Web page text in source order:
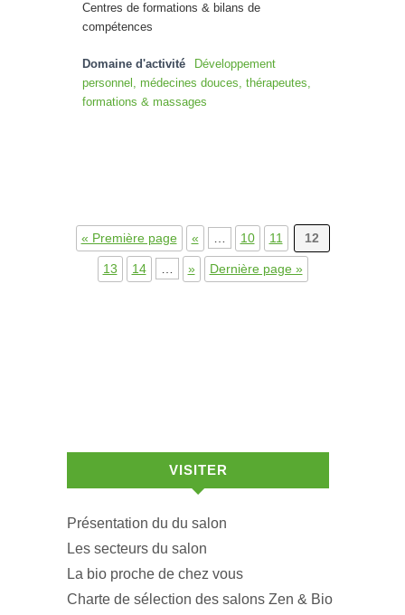
Centres de formations & bilans de
compétences
Domaine d'activité
Développement
personnel, médecines douces, thérapeutes,
formations & massages
« Première page « 10 11 12
13 14 » Dernière page »
VISITER
Présentation du du salon
Les secteurs du salon
La bio proche de chez vous
Charte de sélection des salons Zen & Bio